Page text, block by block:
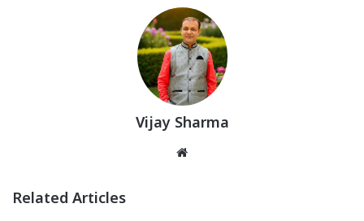
Vijay Sharma
Related Articles